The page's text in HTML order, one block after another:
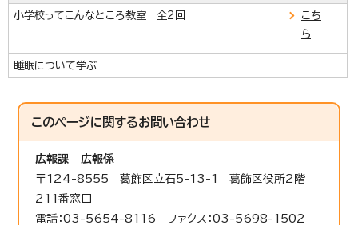
小学校ってこんなところ教室 全2回
こち
ら
睡眠について学ぶ
このページに関するお問い合わせ
広報課
広報係
〒124-8555 葛飾区立石5-13-1 葛飾区役所2階
211番窓口
電話：03-5654-8116 ファクス：03-5698-1502